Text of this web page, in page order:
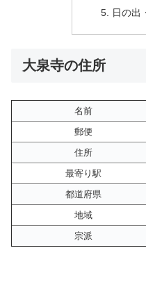
日の出
大泉寺の住所
名前
郵便
住所
最寄り駅
都道府県
地域
宗派